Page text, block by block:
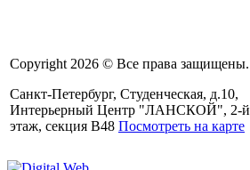
Copyright 2026 © Все права защищены.
Санкт-Петербург, Студенческая, д.10,
Интерьерный Центр "ЛАНСКОЙ", 2-й
этаж, секция В48 Посмотреть на карте